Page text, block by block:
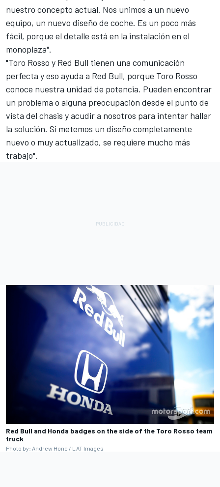
nuestro concepto actual. Nos unimos a un nuevo
equipo, un nuevo diseño de coche. Es un poco más
fácil, porque el detalle está en la instalación en el
monoplaza".
"Toro Rosso y Red Bull tienen una comunicación
perfecta y eso ayuda a Red Bull, porque Toro Rosso
conoce nuestra unidad de potencia. Pueden encontrar
un problema o alguna preocupación desde el punto de
vista del chasis y acudir a nosotros para intentar hallar
la solución. Si metemos un diseño completamente
nuevo o muy actualizado, se requiere mucho más
trabajo".
Red Bull and Honda badges on the side of the Toro Rosso team
truck
Photo by: Andrew Hone / LAT Images